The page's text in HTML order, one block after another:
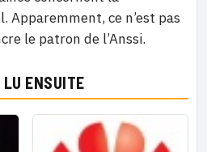
Apparemment, ce n’est pas
le patron de l’Anssi.
ENSUITE